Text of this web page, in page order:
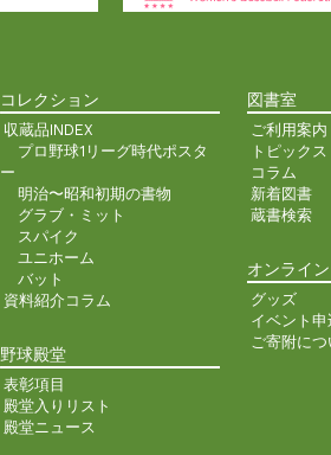
コレクション
収蔵品INDEX
プロ野球1リーグ時代ポスタ
ー
明治〜昭和初期の書物
グラブ・ミット
スパイク
ユニホーム
バット
資料紹介コラム
野球殿堂
表彰項目
殿堂入りリスト
殿堂ニュース
図書室
ご利用案内
トピックス
コラム
新着図書
蔵書検索
オンライ
グッズ
イベント申
ご寄附につ